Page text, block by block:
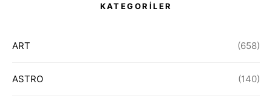
KATEGORİLER
ART (658)
ASTRO (140)